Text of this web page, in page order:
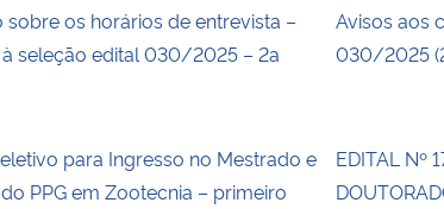
sobre os horários de entrevista –
seleção edital 030/2025 – 2a
Avisos aos
030/2025
para Ingresso no Mestrado e
PPG em Zootecnia – primeiro
EDITAL Nº